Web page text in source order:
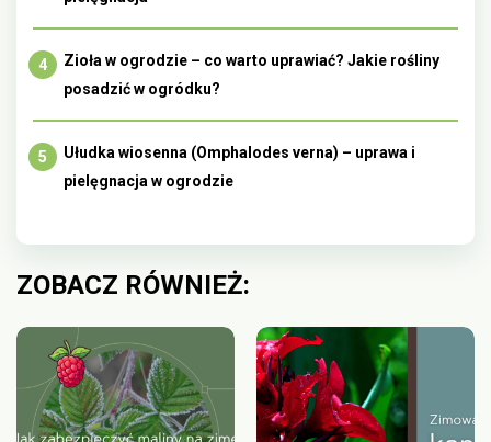
Zioła w ogrodzie – co warto uprawiać? Jakie rośliny
posadzić w ogródku?
Ułudka wiosenna (Omphalodes verna) – uprawa i
pielęgnacja w ogrodzie
ZOBACZ RÓWNIEŻ: